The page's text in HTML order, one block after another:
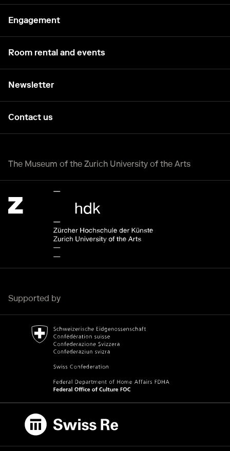
Engagement
Room rental and events
Newsletter
Contact us
The Museum of the Zurich University of the Arts
Supported by